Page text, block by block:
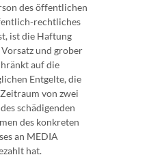
des öffentlichen
rechtliches
ist die Haftung
und grober
auf die
Entgelte, die
von zwei
schädigenden
des konkreten
an MEDIA
hat.